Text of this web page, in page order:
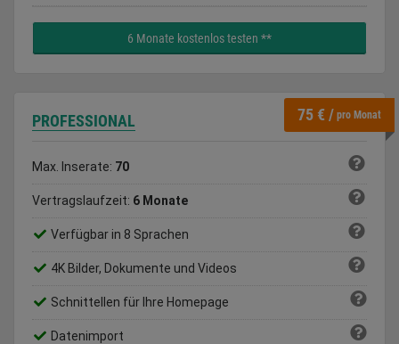
6 Monate kostenlos testen **
75 € / pro Monat
PROFESSIONAL
Max. Inserate: 70
Vertragslaufzeit: 6 Monate
Verfügbar in 8 Sprachen
4K Bilder, Dokumente und Videos
Schnittellen für Ihre Homepage
Datenimport